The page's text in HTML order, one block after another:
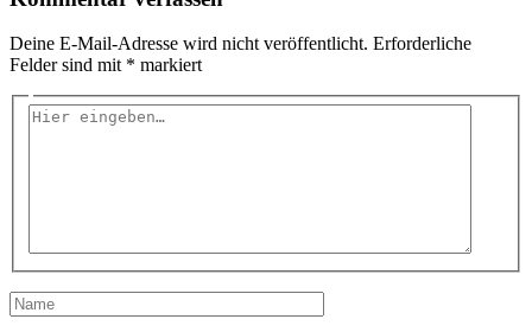
Deine E-Mail-Adresse wird nicht veröffentlicht. Erforderliche
Felder sind mit * markiert
Hier
Name